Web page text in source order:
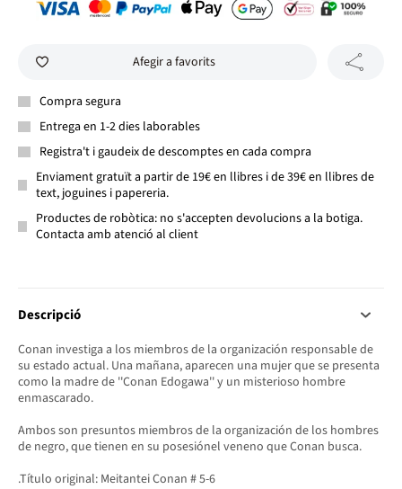
Afegir a favorits
Compra segura
Entrega en 1-2 dies laborables
Registra't i gaudeix de descomptes en cada compra
Enviament gratuït a partir de 19€ en llibres i de 39€ en llibres de
text, joguines i papereria.
Productes de robòtica: no s'accepten devolucions a la botiga.
Contacta amb atenció al client
Descripció
Conan investiga a los miembros de la organización responsable de
su estado actual. Una mañana, aparecen una mujer que se presenta
como la madre de ''Conan Edogawa'' y un misterioso hombre
enmascarado.
Ambos son presuntos miembros de la organización de los hombres
de negro, que tienen en su posesiónel veneno que Conan busca.
.Título original: Meitantei Conan # 5-6